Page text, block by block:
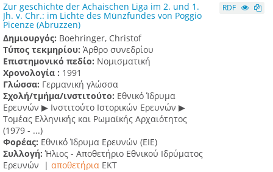
Zur geschichte der Achaischen Liga im 2. und 1.
Jh. v. Chr.: im Lichte des Münzfundes von Poggio
Picenze (Abruzzen)
Δημιουργός: Boehringer, Christof
Τύπος τεκμηρίου: Άρθρο συνεδρίου
Επιστημονικό πεδίο: Νομισματική
Χρονολογία : 1991
Γλώσσα: Γερμανική γλώσσα
Σχολή/τμήμα/ινστιτούτο: Εθνικό Ίδρυμα
Ερευνών ▶ Ινστιτούτο Ιστορικών Ερευνών ▶
Τομέας Ελληνικής και Ρωμαϊκής Αρχαιότητος
(1979 - ...)
Φορέας: Εθνικό Ίδρυμα Ερευνών (ΕΙΕ)
Συλλογή:Ήλιος - Αποθετήριο Εθνικού Ιδρύματος
Ερευνών | αποθετήρια EKT
RDF